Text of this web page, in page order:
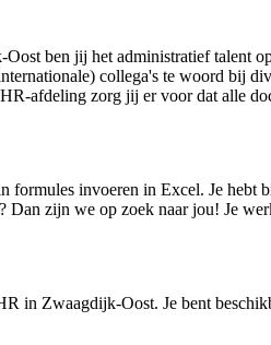
ben jij het administratief talent
collega's te woord bij
afdeling zorg jij er voor dat alle
formules invoeren in Excel. Je
Dan zijn we op zoek naar jou! Je
in Zwaagdijk-Oost. Je bent